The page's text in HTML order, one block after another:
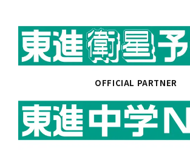
OFFICIAL PARTNER